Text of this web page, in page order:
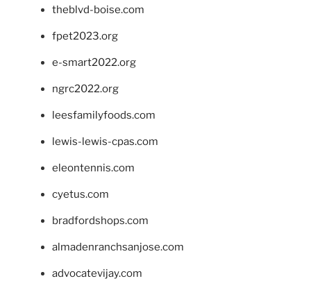
theblvd-boise.com
fpet2023.org
e-smart2022.org
ngrc2022.org
leesfamilyfoods.com
lewis-lewis-cpas.com
eleontennis.com
cyetus.com
bradfordshops.com
almadenranchsanjose.com
advocatevijay.com